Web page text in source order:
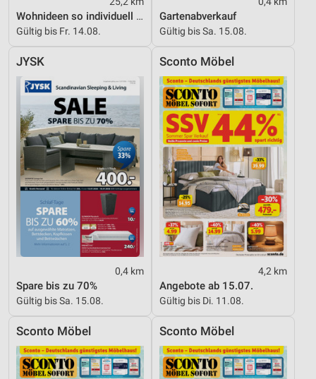
Wohnideen so individuell wie du!
Gültig bis Fr. 14.08.
Gartenabverkauf
Gültig bis Sa. 15.08.
JYSK
0,4 km
Spare bis zu 70%
Gültig bis Sa. 15.08.
Sconto Möbel
4,2 km
Angebote ab 15.07.
Gültig bis Di. 11.08.
Sconto Möbel Sconto Möbel